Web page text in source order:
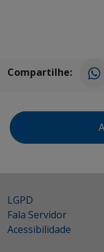
Compartilhe:
LGPD
Fala Servidor
Acessibilidade